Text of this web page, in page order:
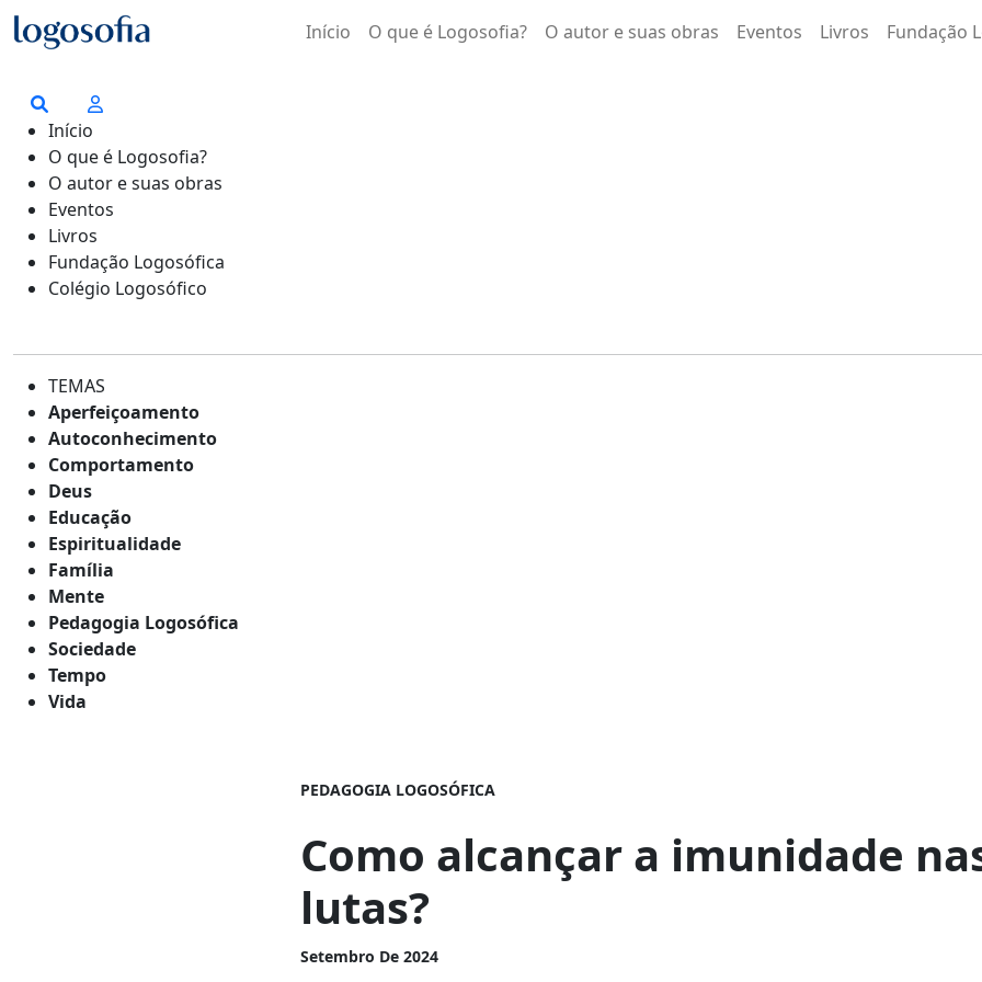
Início O que é Logosofia? O autor e suas obras Eventos Livros Fundação
Início
O que é Logosofia?
O autor e suas obras
Eventos
Livros
Fundação Logosófica
Colégio Logosófico
TEMAS
Aperfeiçoamento
Autoconhecimento
Comportamento
Deus
Educação
Espiritualidade
Família
Mente
Pedagogia Logosófica
Sociedade
Tempo
Vida
PEDAGOGIA LOGOSÓFICA
Como alcançar a imunidade
lutas?
Setembro De 2024